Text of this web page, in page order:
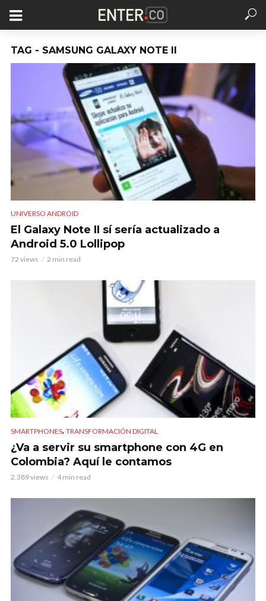
TAG - SAMSUNG GALAXY NOTE II
UNIVERSO ANDROID
El Galaxy Note II sí sería actualizado a
Android 5.0 Lollipop
72 views 2 min read
SMARTPHONES, TRANSFORMACIÓN DIGITAL
¿Va a servir su smartphone con 4G en
Colombia? Aquí le contamos
2.389 views 4 min read